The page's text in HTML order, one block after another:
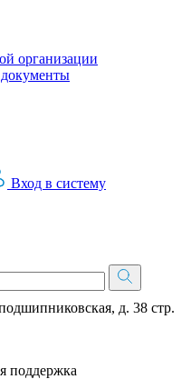
организации
документы
Вход в систему
д. 38 стр.
поддержка